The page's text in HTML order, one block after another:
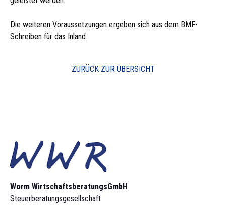
Die weiteren Voraussetzungen ergeben sich aus dem BMF-
Schreiben für das Inland.
ZURÜCK ZUR ÜBERSICHT
Worm Wirtschaftsberatungs­GmbH
Steuerberatungsgesellschaft